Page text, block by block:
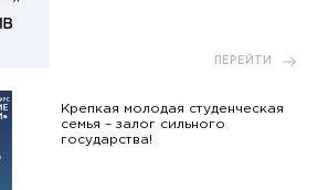
ПЕРЕЙТИ
Крепкая молодая студенческая
семья – залог сильного
государства!